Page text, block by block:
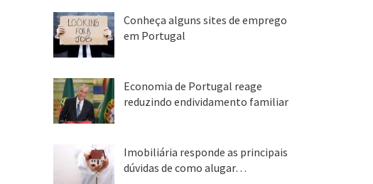
Conheça alguns sites de emprego
em Portugal
Economia de Portugal reage
reduzindo endividamento familiar
Imobiliária responde as principais
dúvidas de como alugar…